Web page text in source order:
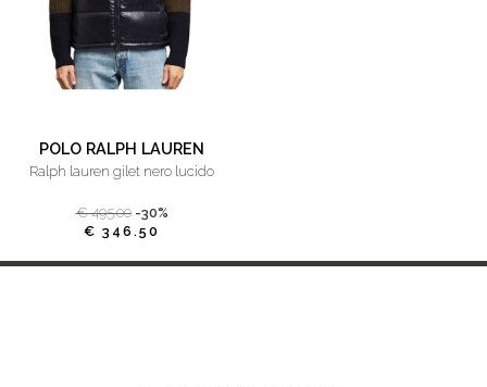
POLO RALPH LAUREN
ralph lauren gilet nero lucido
€ 495.00 -30%
€ 346.50